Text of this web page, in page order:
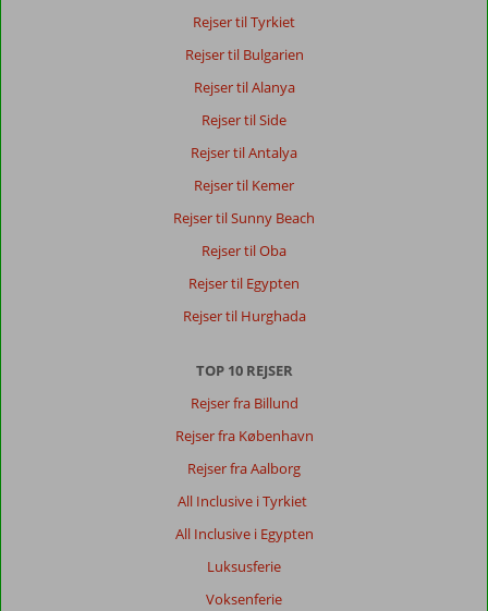
Rejser til Tyrkiet
Rejser til Bulgarien
Rejser til Alanya
Rejser til Side
Rejser til Antalya
Rejser til Kemer
Rejser til Sunny Beach
Rejser til Oba
Rejser til Egypten
Rejser til Hurghada
TOP 10 REJSER
Rejser fra Billund
Rejser fra København
Rejser fra Aalborg
All Inclusive i Tyrkiet
All Inclusive i Egypten
Luksusferie
Voksenferie